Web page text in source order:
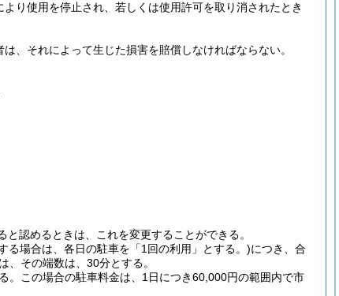
より使用を停止され、若しくは使用許可を取り消されたとき
、それによって生じた損害を賠償しなければならない。
と認めるときは、これを変更することができる。
る場合は、各日の駐車を「1回の利用」とする。)につき、合
、その端数は、30分とする。
。
この場合の駐車料金は、1日につき60,000円の範囲内で市